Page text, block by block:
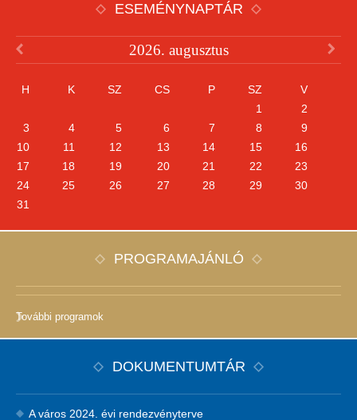
ESEMÉNYNAPTÁR
2026. augusztus
H K SZ CS P SZ
V
1
2
3
4 5 6 7 8
9
10
11 12 13 14 15
16
17
18 19 20 21 22
23
24
25 26 27 28 29
30
31
PROGRAMAJÁNLÓ
További programok
DOKUMENTUMTÁR
A város 2024. évi rendezvényterve